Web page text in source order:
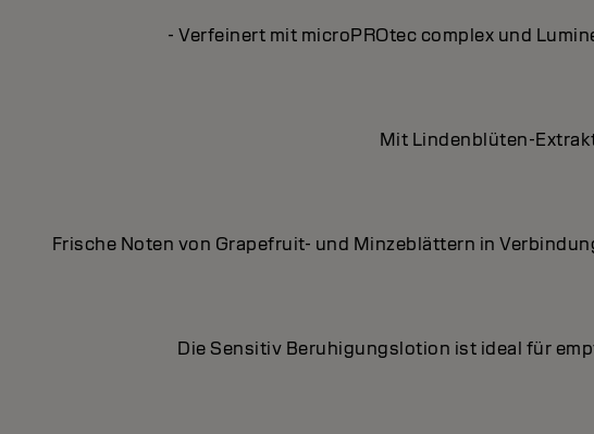
- Verfeinert mit microPROtec complex und
Mit Lindenblüten-
Frische Noten von Grapefruit- und Minzeblättern in
Die Sensitiv Beruhigungslotion ist ideal für